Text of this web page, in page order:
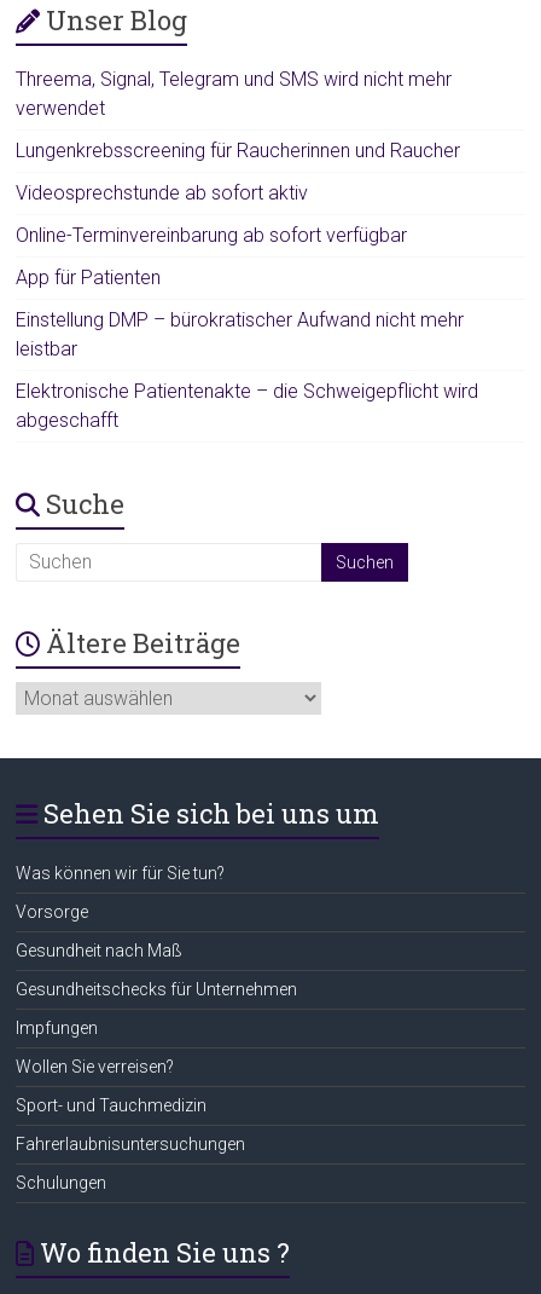
Unser Blog
Threema, Signal, Telegram und SMS wird nicht mehr
verwendet
Lungenkrebsscreening für Raucherinnen und Raucher
Videosprechstunde ab sofort aktiv
Online-Terminvereinbarung ab sofort verfügbar
App für Patienten
Einstellung DMP – bürokratischer Aufwand nicht mehr
leistbar
Elektronische Patientenakte – die Schweigepflicht wird
abgeschafft
Suche
Ältere Beiträge
Ältere
Beiträge
Sehen Sie sich bei uns um
Was können wir für Sie tun?
Vorsorge
Gesundheit nach Maß
Gesundheitschecks für Unternehmen
Impfungen
Wollen Sie verreisen?
Sport- und Tauchmedizin
Fahrerlaubnisuntersuchungen
Schulungen
Wo finden Sie uns ?